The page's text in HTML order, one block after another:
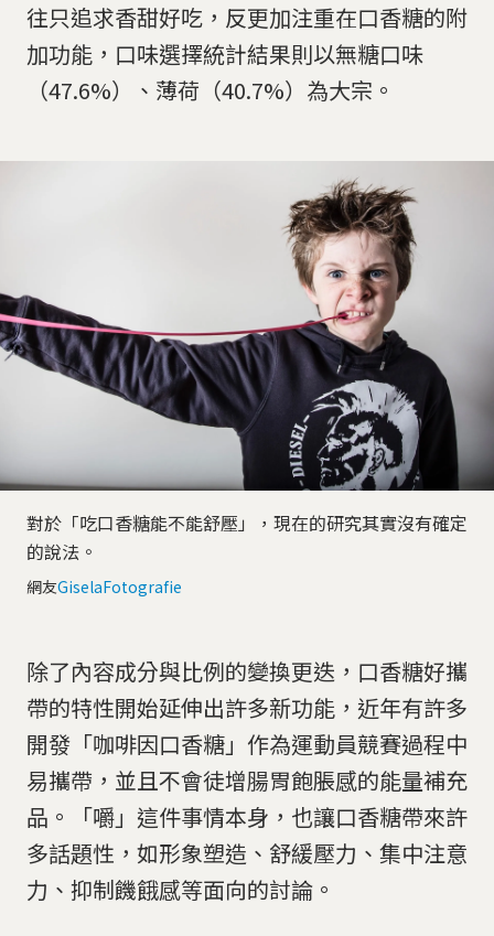
往只追求香甜好吃，反更加注重在口香糖的附
加功能，口味選擇統計結果則以無糖口味
（47.6%）、薄荷（40.7%）為大宗。
對於「吃口香糖能不能舒壓」，現在的研究其實沒有確定
的說法。
網友GiselaFotografie
除了內容成分與比例的變換更迭，口香糖好攜
帶的特性開始延伸出許多新功能，近年有許多
開發「咖啡因口香糖」作為運動員競賽過程中
易攜帶，並且不會徒增腸胃飽脹感的能量補充
品。「嚼」這件事情本身，也讓口香糖帶來許
多話題性，如形象塑造、舒緩壓力、集中注意
力、抑制饑餓感等面向的討論。